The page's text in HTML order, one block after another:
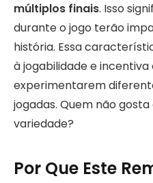
múltiplos finais. Isso
durante o jogo terão
história. Essa
à jogabilidade e incentiva
experimentarem
jogadas. Quem não
variedade?
Por Que Este